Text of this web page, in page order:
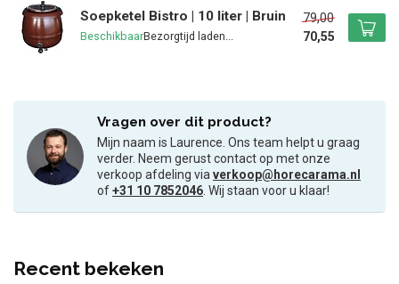
Soepketel Bistro | 10 liter | Bruin
Beschikbaar
79,00
70,55
Vragen over dit product?
Mijn naam is Laurence. Ons team helpt u graag
verder. Neem gerust contact op met onze
verkoop afdeling viaverkoop@horecarama.nl
of+31 10 7852046. Wij staan voor u klaar!
Recent bekeken